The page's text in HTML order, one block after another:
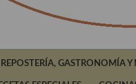
GASTRONOMÍA Y